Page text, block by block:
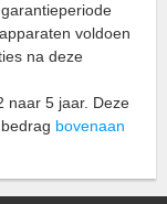
voldoen
na deze
naar 5 jaar. Deze
bovenaan